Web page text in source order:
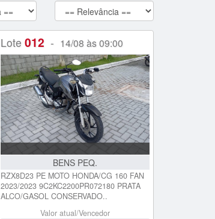
Lote 012 - 14/08 às 09:00
BENS PEQ.
RZX8D23 PE MOTO HONDA/CG 160 FAN
2023/2023 9C2KC2200PR072180 PRATA
ALCO/GASOL CONSERVADO..
Valor atual/Vencedor